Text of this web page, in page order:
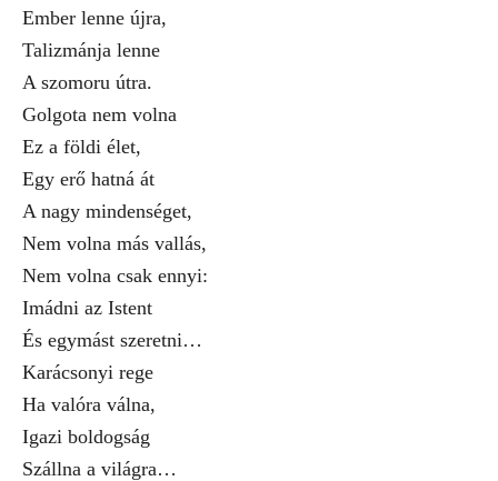
Ember lenne újra,
Talizmánja lenne
A szomoru útra.
Golgota nem volna
Ez a földi élet,
Egy erő hatná át
A nagy mindenséget,
Nem volna más vallás,
Nem volna csak ennyi:
Imádni az Istent
És egymást szeretni…
Karácsonyi rege
Ha valóra válna,
Igazi boldogság
Szállna a világra…